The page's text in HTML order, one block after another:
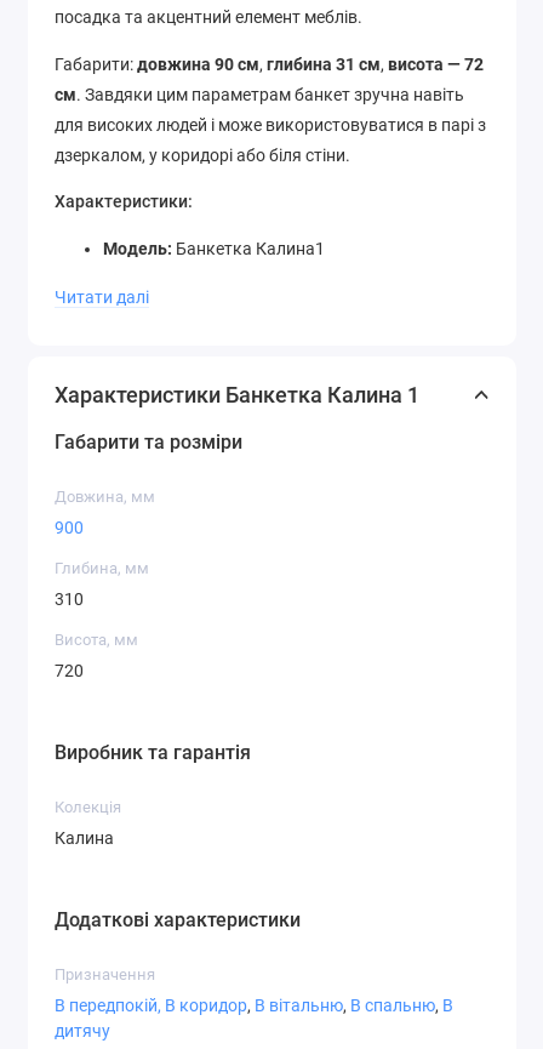
посадка та акцентний елемент меблів.
Габарити:довжина 90 см, глибина 31 см, висота — 72
см. Завдяки цим параметрам банкет зручна навіть
для високих людей і може використовуватися в парі з
дзеркалом, у коридорі або біля стіни.
Характеристики:
Модель: Банкетка Калина1
Довжина:
Переваги:
Елегантна висота та підтримка для комфортної
посадки
сучасного інтер'єру
Читати далі
Характеристики Банкетка Калина 1
Габарити та розміри
Довжина, мм
900
Глибина, мм
310
Висота, мм
720
Виробник та гарантія
Колекція
Калина
Додаткові характеристики
Призначення
В передпокій, В коридор, В вітальню, В спальню, В
дитячу